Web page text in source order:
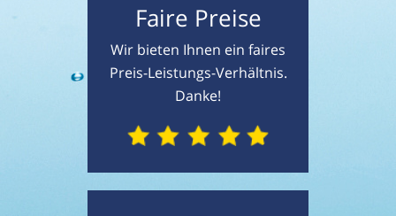
Faire Preise
Wir bieten Ihnen ein faires
Preis-Leistungs-Verhältnis.
Danke!